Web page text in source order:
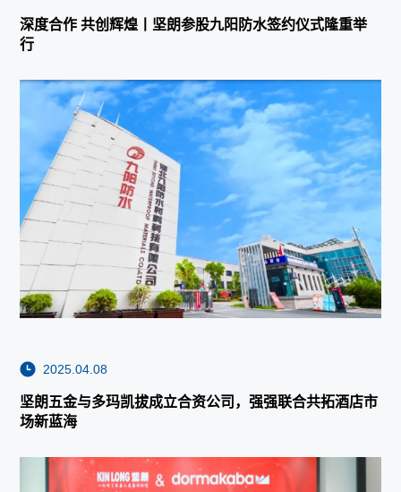
深度合作 共创辉煌丨坚朗参股九阳防水签约仪式隆重举
行
2025.04.08
坚朗五金与多玛凯拔成立合资公司，强强联合共拓酒店市
场新蓝海